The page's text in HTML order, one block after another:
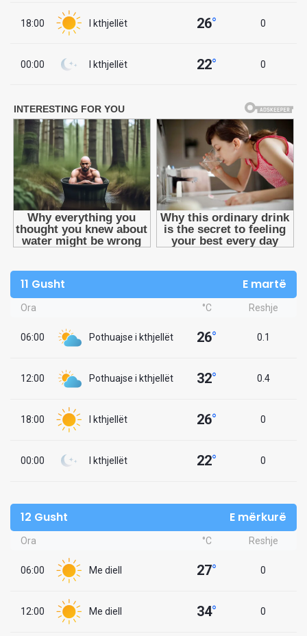
18:00 I kthjellët 26° 0
00:00 I kthjellët 22° 0
11 Gusht E martë
Ora °C Reshje
06:00 Pothuajse i kthjellët 26° 0.1
12:00 Pothuajse i kthjellët 32° 0.4
18:00 I kthjellët 26° 0
00:00 I kthjellët 22° 0
12 Gusht E mërkurë
Ora °C Reshje
06:00 Me diell 27° 0
12:00 Me diell 34° 0